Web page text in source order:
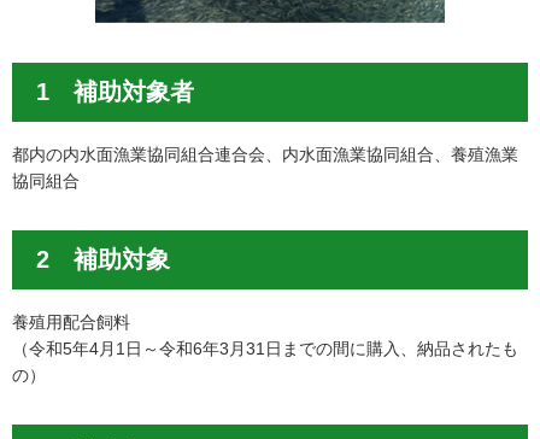
1 補助対象者
都内の内水面漁業協同組合連合会、内水面漁業協同組合、養殖漁業
協同組合
2 補助対象
養殖用配合飼料
（令和5年4月1日～令和6年3月31日までの間に購入、納品されたも
の）